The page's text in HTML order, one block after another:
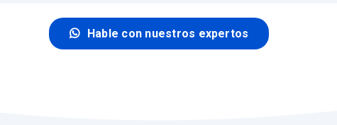
Hable con nuestros expertos